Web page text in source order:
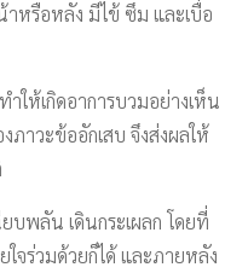
หรือหลัง มีไข้ ซึม และเบื่อ
ให้เกิดอาการบวมอย่างเห็น
าวะข้ออักเสบ จึงส่งผลให้
บพลัน เดินกระเผลก โดยที่
จร่วมด้วยก็ได้ และภายหลัง